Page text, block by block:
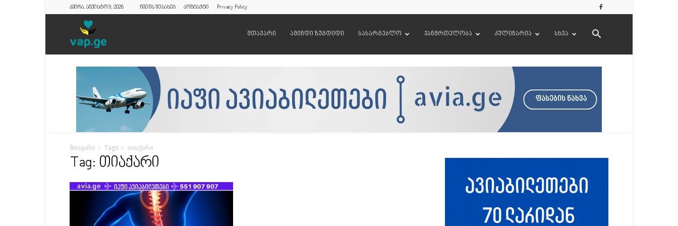
კვირა, აგვისტო 9, 2026 ჩვენს შესახებ კონტაქტი Privacy Policy
მთავარი ამინდი ზუგდიდი სასარგებლო ჯანმრთელობა კულინარია სხვა
მთავარი Tags თიაქარი
Tag: თიაქარი